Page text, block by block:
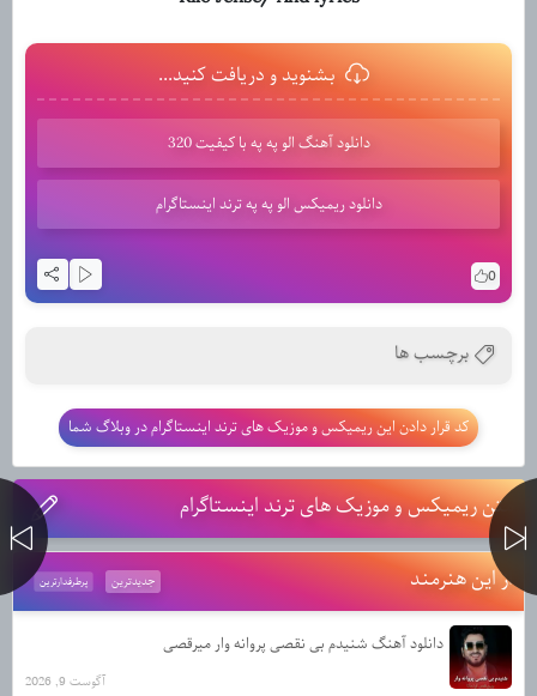
بشنوید و دریافت کنید...
دانلود آهنگ الو په په با کیفیت 320
دانلود ریمیکس الو په په ترند اینستاگرام
0
برچسب ها
کد قرار دادن این ریمیکس و موزیک های ترند اینستاگرام در وبلاگ شما
متن ریمیکس و موزیک های ترند اینستاگرام
از این هنرمند پرطرفدارترین جدیدترین
دانلود آهنگ شنیدم بی نقصی پروانه وار میرقصی
آگوست 9, 2026